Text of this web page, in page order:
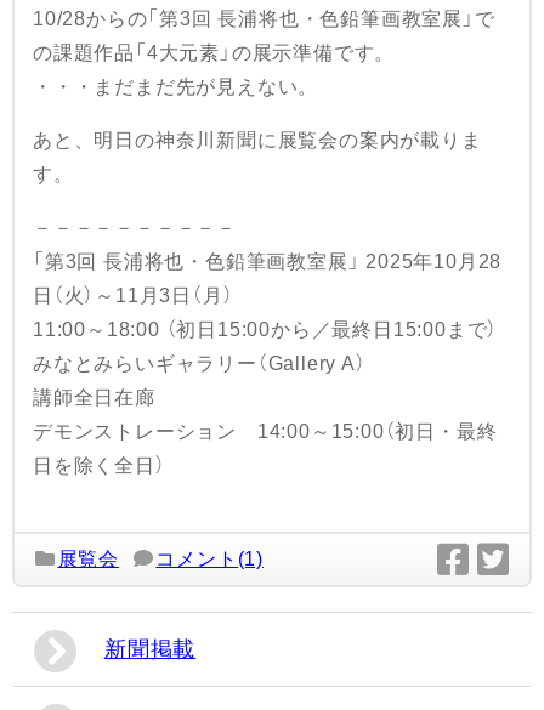
10/28からの「第3回 長浦将也・色鉛筆画教室展」で
の課題作品「4大元素」の展示準備です。
・・・まだまだ先が見えない。
あと、明日の神奈川新聞に展覧会の案内が載りま
す。
－－－－－－－－－－
「第3回 長浦将也・色鉛筆画教室展」 2025年10月28
日（火）～11月3日（月）
11:00～18:00 （初日15:00から／最終日15:00まで）
みなとみらいギャラリー（Gallery A）
講師全日在廊
デモンストレーション 14:00～15:00（初日・最終
日を除く全日）
展覧会 コメント(1)
新聞掲載